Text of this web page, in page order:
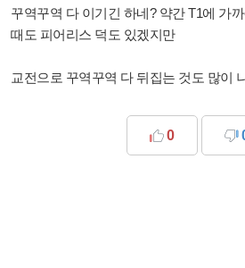
꾸역꾸역 다 이기긴 하네? 약간 T1에 가
때도 피어리스 덕도 있겠지만
교전으로 꾸역꾸역 다 뒤집는 것도 많이
0